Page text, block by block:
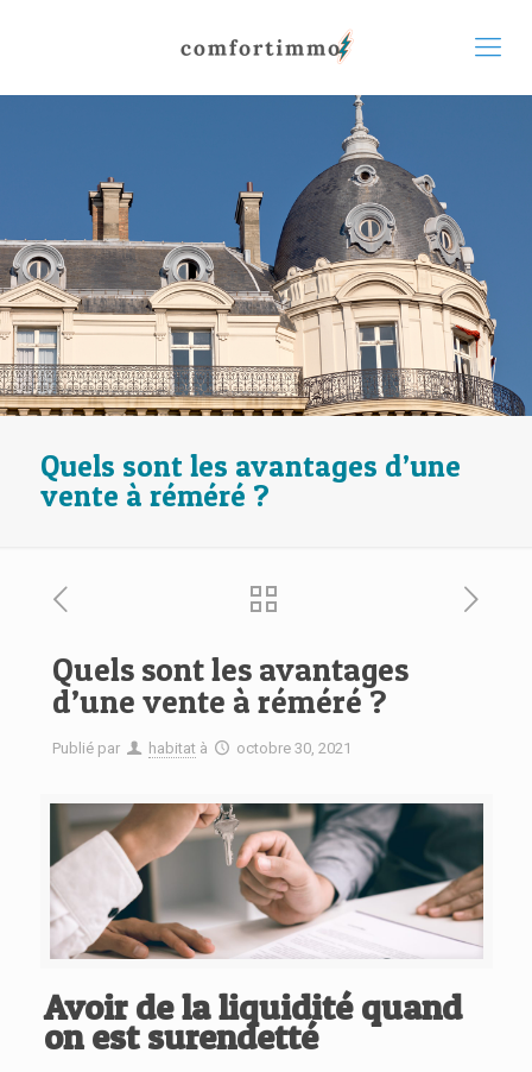
Quels sont les avantages d’une
vente à réméré ?
Quels sont les avantages
d’une vente à réméré ?
Publié par habitat à octobre 30, 2021
Avoir de la liquidité quand
on est surendetté